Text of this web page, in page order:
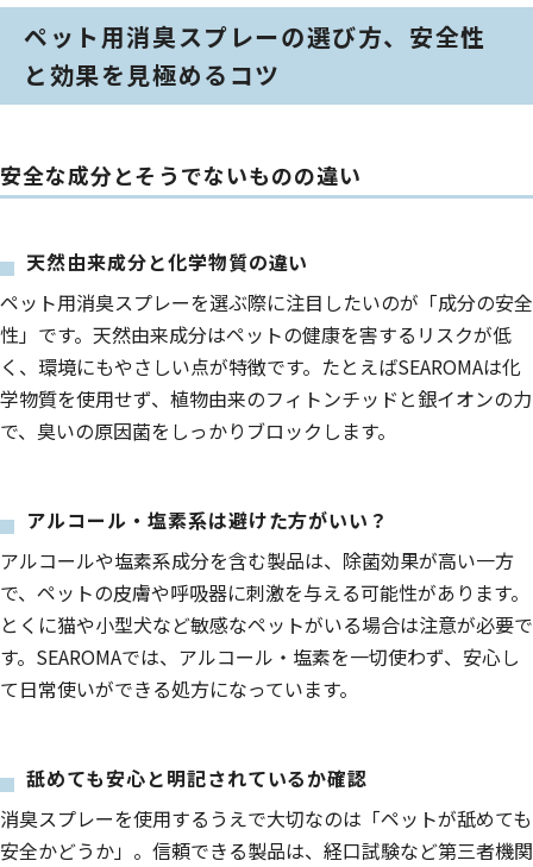
ペット用消臭スプレーの選び方、安全性
と効果を見極めるコツ
安全な成分とそうでないものの違い
天然由来成分と化学物質の違い
ペット用消臭スプレーを選ぶ際に注目したいのが「成分の安全
性」です。天然由来成分はペットの健康を害するリスクが低
く、環境にもやさしい点が特徴です。たとえばSEAROMAは化
学物質を使用せず、植物由来のフィトンチッドと銀イオンの力
で、臭いの原因菌をしっかりブロックします。
アルコール・塩素系は避けた方がいい？
アルコールや塩素系成分を含む製品は、除菌効果が高い一方
で、ペットの皮膚や呼吸器に刺激を与える可能性があります。
とくに猫や小型犬など敏感なペットがいる場合は注意が必要で
す。SEAROMAでは、アルコール・塩素を一切使わず、安心し
て日常使いができる処方になっています。
舐めても安心と明記されているか確認
消臭スプレーを使用するうえで大切なのは「ペットが舐めても
安全かどうか」。信頼できる製品は、経口試験など第三者機関